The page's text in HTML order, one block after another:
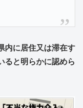
内に居住又は滞在す
ると明らかに認めら